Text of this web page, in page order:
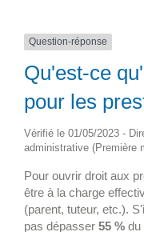
Question-réponse
Qu'est-ce
pour les
Vérifié le 01/05/2023 -
administrative (Première
Pour ouvrir droit aux
être à la charge
(parent, tuteur, etc.).
pas dépasser 55 % du